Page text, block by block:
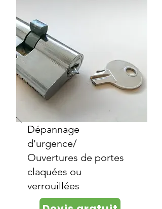
Dépannage
d'urgence/
Ouvertures de portes
claquées ou
verrouillées